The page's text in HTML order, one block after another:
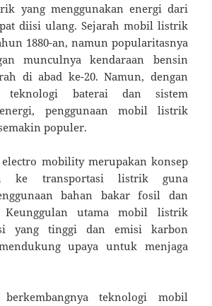
yang menggunakan energi dari
diisi ulang. Sejarah mobil listrik
1880-an, namun popularitasnya
munculnya kendaraan bensin
di abad ke-20. Namun, dengan
teknologi baterai dan sistem
penggunaan mobil listrik
populer.
mobility merupakan konsep
ke transportasi listrik guna
bahan bakar fosil dan
utama mobil listrik
yang tinggi dan emisi karbon
upaya untuk menjaga
teknologi mobil